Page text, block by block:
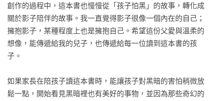
創作的過程中，這本書也慢慢從「孩子怕黑」的故事，轉化成
關於影子陪伴的故事。我一直覺得影子很像一個內在的自己；
擁抱影子，某種程度上也是擁抱自己。希望這份父愛與溫柔的
想像，能傳遞給我的兒子，也傳遞給每一位讀到這本書的孩
子。
如果家長在陪孩子讀這本書時，能讓孩子對黑暗的害怕稍微放
鬆一點，開始看見黑暗裡也有美好的事物，並因為那些奇幻的